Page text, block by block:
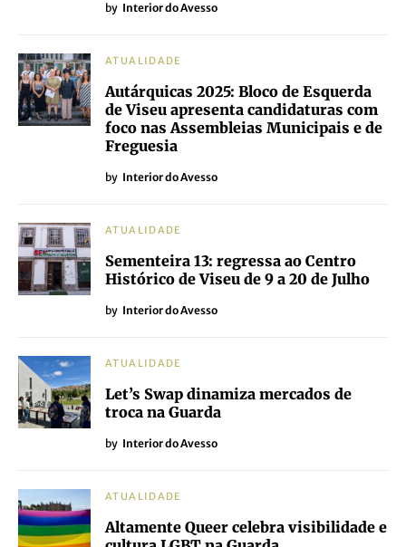
by Interior do Avesso
ATUALIDADE
Autárquicas 2025: Bloco de Esquerda
de Viseu apresenta candidaturas com
foco nas Assembleias Municipais e de
Freguesia
by Interior do Avesso
ATUALIDADE
Sementeira 13: regressa ao Centro
Histórico de Viseu de 9 a 20 de Julho
by Interior do Avesso
ATUALIDADE
Let’s Swap dinamiza mercados de
troca na Guarda
by Interior do Avesso
ATUALIDADE
Altamente Queer celebra visibilidade e